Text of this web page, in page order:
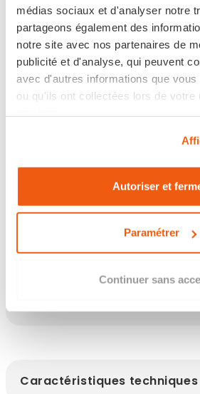
médias sociaux et d'analyser notre
partageons également des
notre site avec nos partenaires de
publicité et d'analyse, qui peuvent
avec d'autres informations que
ou qu'ils ont collectées lors de votre
Autoriser et
Paramétrer
Continuer sans
Disponible
Expédié sous 6 jours
Retour sous 14 jours
Caractéristiques techniques